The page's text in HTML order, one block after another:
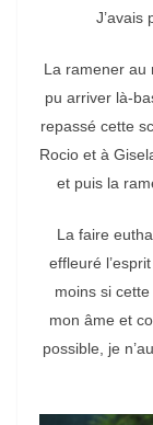
J’avais
La ramener au
pu arriver là-
repassé cette
Rocio et à
et puis la
La faire
effleuré
moins si
mon âme et
possible, je